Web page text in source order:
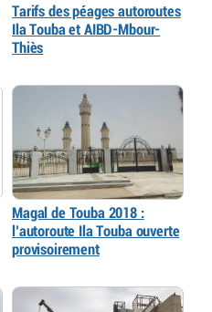
Tarifs des péages autoroutes
Ila Touba et AIBD-Mbour-
Thiès
Magal de Touba 2018 :
l’autoroute Ila Touba ouverte
provisoirement